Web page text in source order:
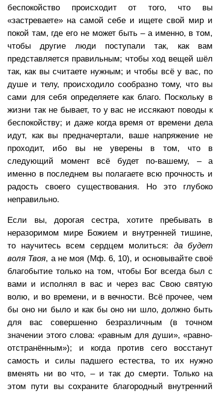
беспокойство происходит от того, что вы
«застреваете» на самой себе и ищете свой мир и
покой там, где его не может быть – а именно, в том,
чтобы другие люди поступали так, как вам
представляется правильным; чтобы ход вещей шёл
так, как вы считаете нужным; и чтобы всё у вас, по
душе и телу, происходило сообразно тому, что вы
сами для себя определяете как благо. Поскольку в
жизни так не бывает, то у вас не иссякают поводы к
беспокойству; и даже когда время от времени дела
идут, как вы предначертали, ваше напряжение не
проходит, ибо вы не уверены в том, что в
следующий момент всё будет по-вашему, – а
именно в последнем вы полагаете всю прочность и
радость своего существования. Но это глубоко
неправильно.
Если вы, дорогая сестра, хотите пребывать в
неразоримом мире Божием и внутренней тишине,
то научитесь всем сердцем молиться: да будет
воля Твоя, а не моя (Мф. 6, 10), и основывайте своё
благобытие только на том, чтобы Бог всегда был с
вами и исполнял в вас и через вас Свою святую
волю, и во времени, и в вечности. Всё прочее, чем
бы оно ни было и как бы оно ни шло, должно быть
для вас совершенно безразличным (в точном
значении этого слова: «равным для души», «равно-
отстранённым»); и когда против сего восстанут
самость и силы падшего естества, то их нужно
вменять ни во что, – и так до смерти. Только на
этом пути вы сохраните благородный внутренний